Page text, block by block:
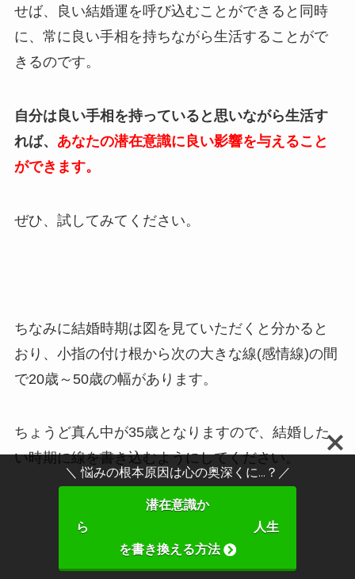
せば、良い結婚運を呼び込むことができると同時
に、常に良い手相を持ちながら生活することがで
きるのです。
自分は良い手相を持っていると思いながら生活す
れば、 あなたの潜在意識に良い影響を与えること
ができます。
ぜひ、試してみてください。
ちなみに結婚時期は図を見ていただくと分かると
おり、小指の付け根から次の大きな線(感情線)の間
で20歳～50歳の幅があります。
ちょうど真ん中が35歳となりますので、結婚した
い時期に線を書き込むようにしてください。
＼ 悩みの根本原因は心の奥深くに...？／
潜在意識か
ら 人生
を書き換える方法